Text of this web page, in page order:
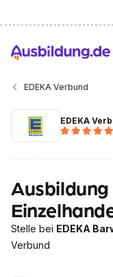
EDEKA Verbund
EDEKA
Stelle bei EDEKA
Verbund